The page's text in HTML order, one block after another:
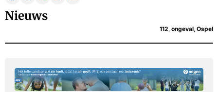
Nieuws
112 ongeval Ospel